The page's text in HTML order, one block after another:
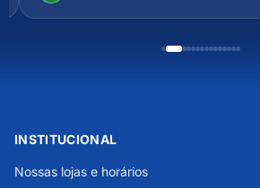
INSTITUCIONAL
Nossas lojas e horários